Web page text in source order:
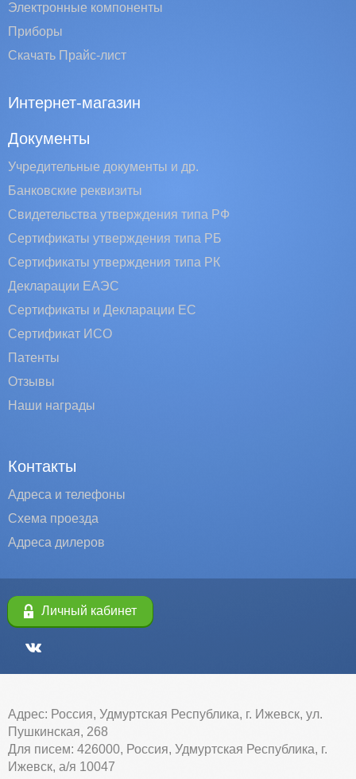
Электронные компоненты
Приборы
Скачать Прайс-лист
Интернет-магазин
Документы
Учредительные документы и др.
Банковские реквизиты
Свидетельства утверждения типа РФ
Сертификаты утверждения типа РБ
Сертификаты утверждения типа РК
Декларации ЕАЭС
Сертификаты и Декларации EC
Сертификат ИСО
Патенты
Отзывы
Наши награды
Контакты
Адреса и телефоны
Схема проезда
Адреса дилеров
Личный кабинет
Адрес: Россия, Удмуртская Республика, г. Ижевск, ул.
Пушкинская, 268
Для писем: 426000, Россия, Удмуртская Республика, г.
Ижевск, а/я 10047